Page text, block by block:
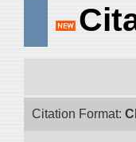
Citation Format: